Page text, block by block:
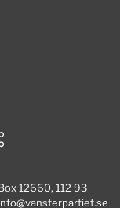
12660, 112 93